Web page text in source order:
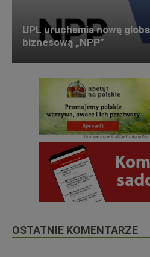
UPL uruchamia nową
biznesową „NPP”
OSTATNIE KOMENTARZE